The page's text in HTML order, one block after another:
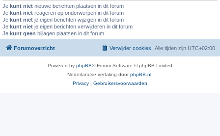
Je kunt niet nieuwe berichten plaatsen in dit forum
Je kunt niet reageren op onderwerpen in dit forum
Je kunt niet je eigen berichten wijzigen in dit forum
Je kunt niet je eigen berichten verwijderen in dit forum
Je kunt geen bijlagen plaatsen in dit forum
Forumoverzicht Alle tijden zijn UTC+02:00
Verwijder cookies
Powered by phpBB® Forum Software © phpBB Limited
Nederlandse vertaling doorphpBB.nl
Privacy | Gebruikersvoorwaarden